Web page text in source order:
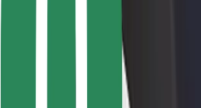
წესები და პირობები
უსაფრთხოება